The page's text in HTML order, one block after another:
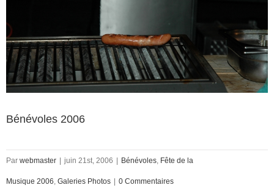
Bénévoles 2006
Par webmaster juin 21st, 2006 Bénévoles, Fête de la
Musique 2006, Galeries Photos 0 Commentaires